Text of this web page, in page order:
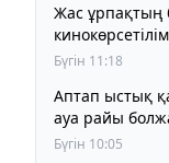
Жас ұрпақтың
Бүгін 11:18
Аптап ыстық
ауа райы
Бүгін 10:05